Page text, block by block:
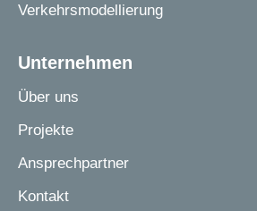
Verkehrsmodellierung
Unternehmen
Über uns
Projekte
Ansprechpartner
Kontakt